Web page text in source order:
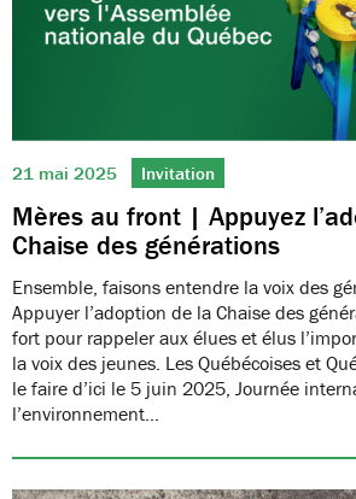
21 mai 2025 Invitation
Mères au front | Appuyez
Chaise des générations
Ensemble, faisons entendre la voix des
Appuyer l’adoption de la Chaise des
fort pour rappeler aux élues et élus
la voix des jeunes. Les Québécoises et
le faire d’ici le 5 juin 2025, Journée
l’environnement…